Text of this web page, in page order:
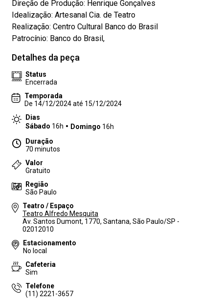
Direção de Produção: Henrique Gonçalves
Idealização: Artesanal Cia. de Teatro
Realização: Centro Cultural Banco do Brasil
Patrocínio: Banco do Brasil,
Detalhes da peça
Status
Encerrada
Temporada
De 14/12/2024 até 15/12/2024
Dias
Sábado 16h Domingo 16h
Duração
70 minutos
Valor
Gratuito
Região
São Paulo
Teatro / Espaço
Teatro Alfredo Mesquita
Av. Santos Dumont, 1770, Santana, São Paulo/SP -
02012010
Estacionamento
No local
Cafeteria
Sim
Telefone
(11) 2221-3657